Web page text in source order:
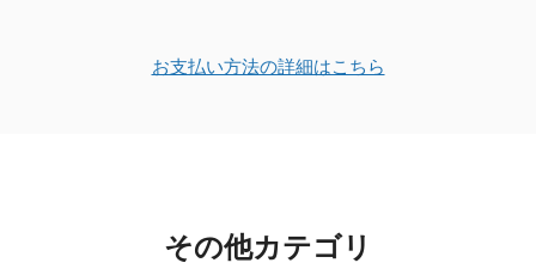
お支払い方法の詳細はこちら
その他カテゴリ